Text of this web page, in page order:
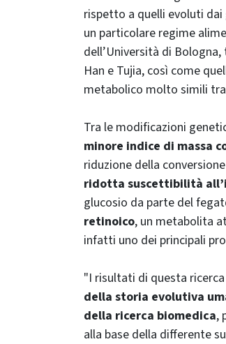
rispetto a quelli evoluti dai
un particolare regime
dell’Università di
Han e Tujia, così come
metabolico molto simili
Tra le modificazioni
minore indice di massa
riduzione della
ridotta suscettibilità
glucosio da parte del
retinoico, un metabolita
infatti uno dei principali
"I risultati di questa
della storia evolutiva
della ricerca biomedica,
alla base della differente